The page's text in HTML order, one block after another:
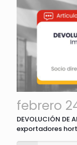
febrero
DEVOLUCIÓN DE
exportadores